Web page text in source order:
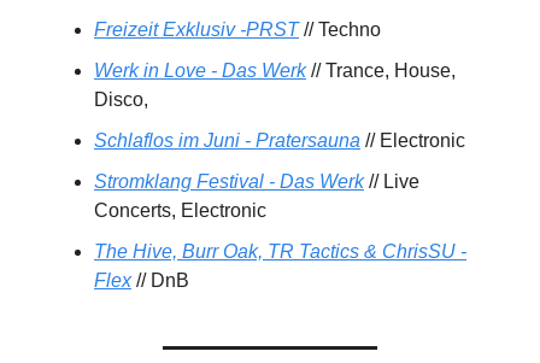
Freizeit Exklusiv -PRST// Techno
Werk in Love - Das Werk// Trance, House,
Disco,
Schlaflos im Juni - Pratersauna // Electronic
Stromklang Festival - Das Werk// Live
Concerts, Electronic
The Hive, Burr Oak, TR Tactics & ChrisSU -
Flex// DnB